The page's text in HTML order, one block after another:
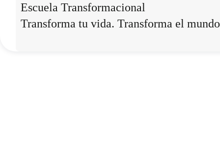
Escuela Transformacional
Transforma tu vida. Transforma el